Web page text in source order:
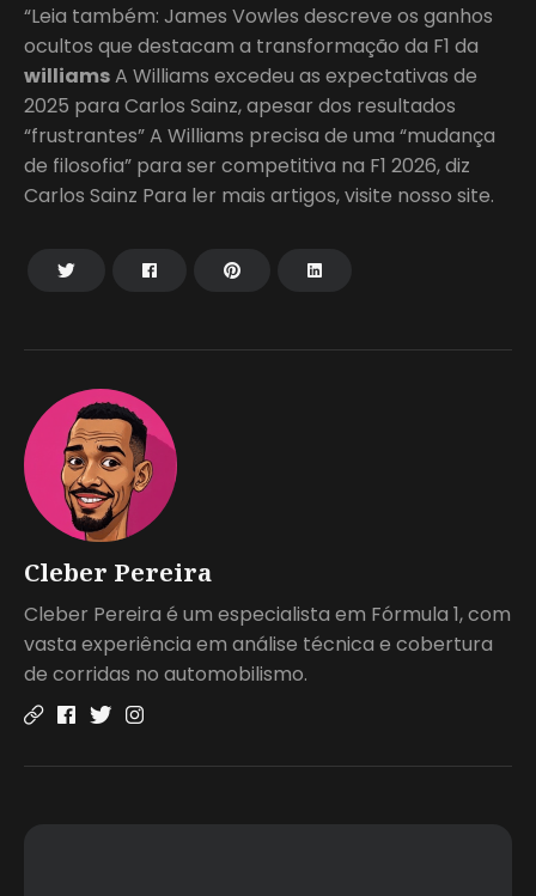
Cleber Pereira
Cleber Pereira é um especialista em Fórmula 1, com
vasta experiência em análise técnica e cobertura
de corridas no automobilismo.
“Leia também: James Vowles descreve os ganhos
ocultos que destacam a transformação da F1 da
williamsA Williams excedeu as expectativas de
2025 para Carlos Sainz, apesar dos resultados
“frustrantes” A Williams precisa de uma “mudança
de filosofia” para ser competitiva na F1 2026, diz
Carlos Sainz Para ler mais artigos, visite nosso site.